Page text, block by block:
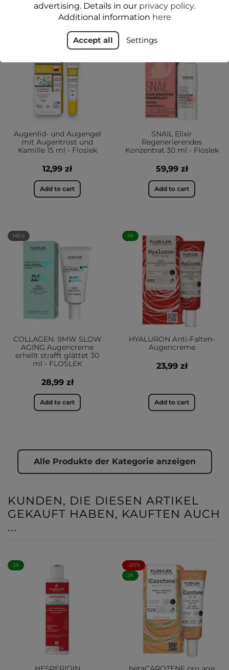
Augenlid- und Augengel
mit Augentrost und
Kamille 15 ml - Floslek
12,99 zł
Add to cart
SNAIL Elixir
Regenerierendes
Konzentrat 30 ml - Floslek
59,99 zł
Add to cart
NEU
COLLAGEN. 9MW SLOW
AGING Augencreme
erhellt strafft glättet 30
ml - FLOSLEK
28,99 zł
Add to cart
JA
HYALURON Anti-Falten-
Augencreme
23,99 zł
Add to cart
Alle Produkte der Kategorie anzeigen
KUNDEN, DIE DIESEN ARTIKEL
GEKAUFT HABEN, KAUFTEN AUCH
...
JA
-20%
JA
advertising. Details in our privacy policy.
Additional information here
Accept all Settings